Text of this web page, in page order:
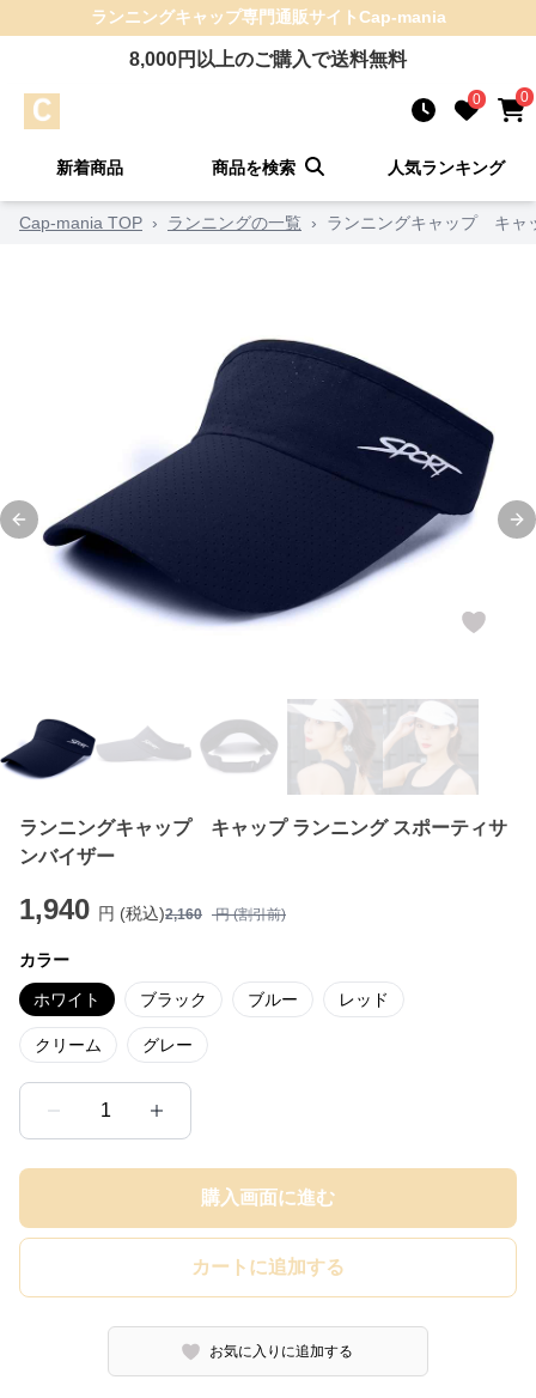
ランニングキャップ専門通販サイトCap-mania
8,000円以上のご購入で送料無料
0 0
新着商品 商品を検索 人気ランキング
Cap-mania TOP › ランニングの一覧 › ランニングキャップ キャ
Previous slide
ランニングキャップ キャップ ランニング スポーティサ
ンバイザー
1,940 円 (税込)2,160 円 (割引前)
カラー
ホワイト ブラック ブルー レッド
クリーム グレー
1
購入画面に進む
カートに追加する
お気に入りに追加する